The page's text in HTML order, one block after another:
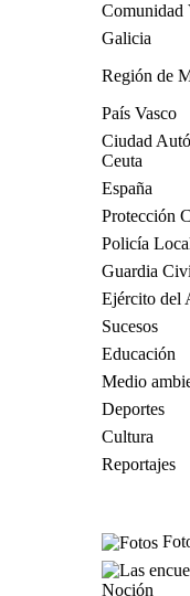
Comunidad
Galicia
Región de
País Vasco
Ciudad
Ceuta
España
Protección
Policía
Guardia
Ejército del
Sucesos
Educación
Medio
Deportes
Cultura
Reportajes